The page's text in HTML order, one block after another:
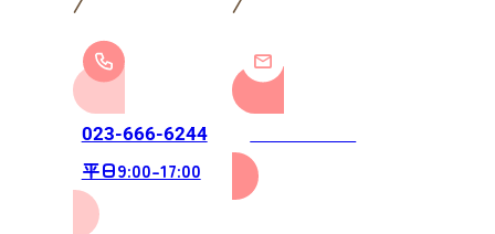
023-666-6244
平日9:00-17:00